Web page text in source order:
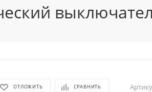
ОТЛОЖИТЬ СРАВНИТЬ